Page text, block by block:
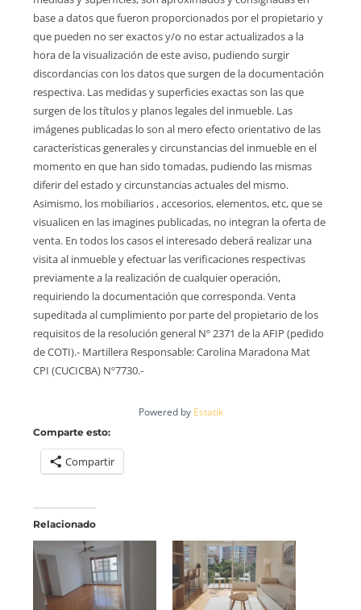
base a datos que fueron proporcionados por el propietario y
que pueden no ser exactos y/o no estar actualizados a la
hora de la visualización de este aviso, pudiendo surgir
discordancias con los datos que surgen de la documentación
respectiva. Las medidas y superficies exactas son las que
surgen de los títulos y planos legales del inmueble. Las
imágenes publicadas lo son al mero efecto orientativo de las
características generales y circunstancias del inmueble en el
momento en que han sido tomadas, pudiendo las mismas
diferir del estado y circunstancias actuales del mismo.
Asimismo, los mobiliarios , accesorios, elementos, etc, que se
visualicen en las imagines publicadas, no integran la oferta de
venta. En todos los casos el interesado deberá realizar una
visita al inmueble y efectuar las verificaciones respectivas
previamente a la realización de cualquier operación,
requiriendo la documentación que corresponda. Venta
supeditada al cumplimiento por parte del propietario de los
requisitos de la resolución general Nº 2371 de la AFIP (pedido
de COTI).- Martillera Responsable: Carolina Maradona Mat
CPI (CUCICBA) Nº7730.-
Powered by Estatik
Comparte esto:
Compartir
Relacionado